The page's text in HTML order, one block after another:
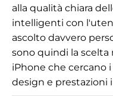
alla qualità chiara
intelligenti con
ascolto davvero
sono quindi la
iPhone che cercano
design e prestazioni